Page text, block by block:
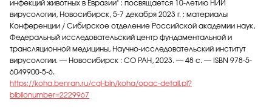
инфекций животных в Евразии" : посвящается 10-летию НИИ
вирусологии, Новосибирск, 5-7 декабря 2023 г. : материалы
Конференции / Сибирское отделение Российской академии наук,
Федеральный исследовательский центр фундаментальной и
трансляционной медицины, Научно-исследовательский институт
вирусологии. — Новосибирск : СО РАН, 2023. — 48 с. — ISBN 978-5-
6049900-5-6.
https://koha.benran.ru/cgi-bin/koha/opac-detail.pl?
biblionumber=2229967